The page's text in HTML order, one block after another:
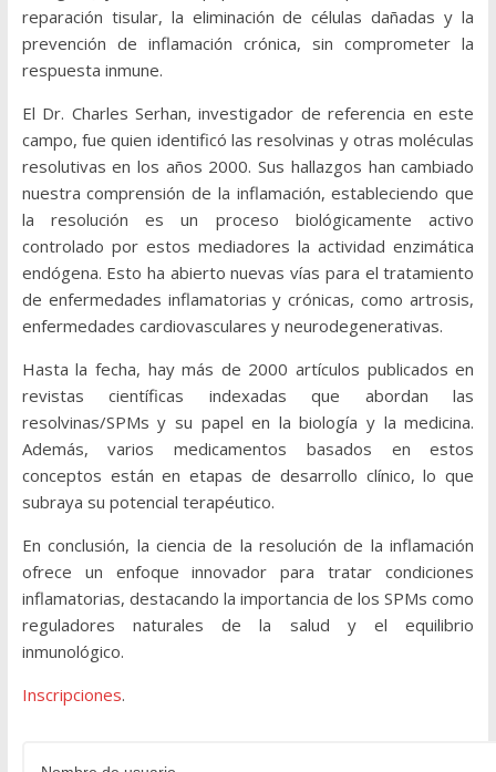
reparación tisular, la eliminación de células dañadas y la
prevención de inflamación crónica, sin comprometer la
respuesta inmune.
El Dr. Charles Serhan, investigador de referencia en este
campo, fue quien identificó las resolvinas y otras moléculas
resolutivas en los años 2000. Sus hallazgos han cambiado
nuestra comprensión de la inflamación, estableciendo que
la resolución es un proceso biológicamente activo
controlado por estos mediadores la actividad enzimática
endógena. Esto ha abierto nuevas vías para el tratamiento
de enfermedades inflamatorias y crónicas, como artrosis,
enfermedades cardiovasculares y neurodegenerativas.
Hasta la fecha, hay más de 2000 artículos publicados en
revistas científicas indexadas que abordan las
resolvinas/SPMs y su papel en la biología y la medicina.
Además, varios medicamentos basados en estos
conceptos están en etapas de desarrollo clínico, lo que
subraya su potencial terapéutico.
En conclusión, la ciencia de la resolución de la inflamación
ofrece un enfoque innovador para tratar condiciones
inflamatorias, destacando la importancia de los SPMs como
reguladores naturales de la salud y el equilibrio
inmunológico.
Inscripciones.